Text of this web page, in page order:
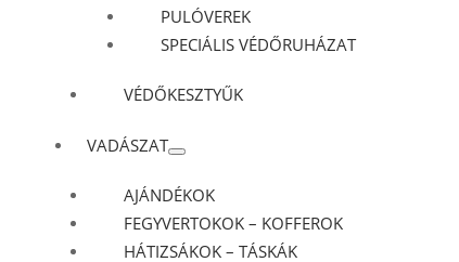
PULÓVEREK
SPECIÁLIS VÉDŐRUHÁZAT
VÉDŐKESZTYŰK
VADÁSZAT
AJÁNDÉKOK
FEGYVERTOKOK – KOFFEROK
HÁTIZSÁKOK – TÁSKÁK